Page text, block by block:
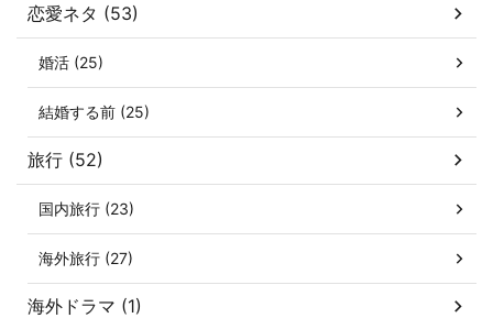
恋愛ネタ (53)
婚活 (25)
結婚する前 (25)
旅行 (52)
国内旅行 (23)
海外旅行 (27)
海外ドラマ (1)